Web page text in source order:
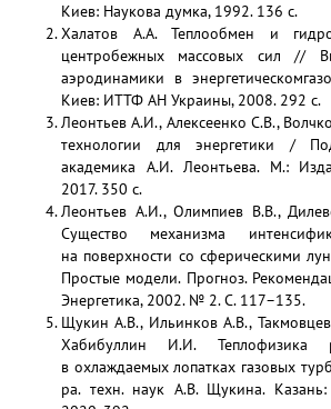
Киев: Наукова думка, 1992. 136 с.
Халатов А.А. Теплообмен и
центробежных массовых сил //
аэродинамики в
Киев: ИТТФ АН Украины, 2008. 292 с.
Леонтьев А.И., Алексеенко С.В.,
технологии для энергетики /
академика А.И. Леонтьева. М.:
2017. 350 с.
Леонтьев А.И., Олимпиев В.В.,
Существо механизма
на поверхности со сферическими
Простые модели. Прогноз.
Энергетика, 2002. № 2. С. 117–135.
Щукин А.В., Ильинков А.В.,
Хабибуллин И.И. Теплофизика
в охлаждаемых лопатках газовых
ра. техн. наук А.В. Щукина.